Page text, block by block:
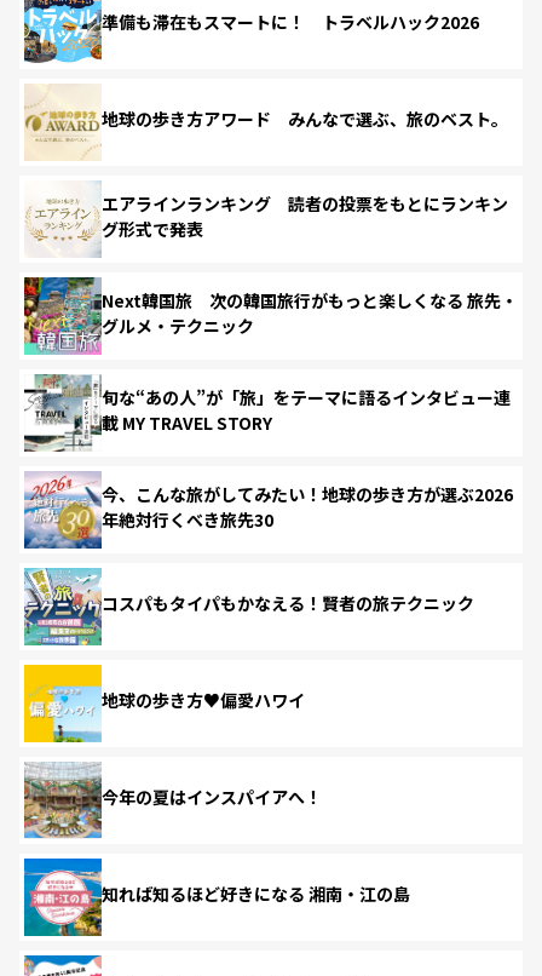
準備も滞在もスマートに！ トラベルハック2026
地球の歩き方アワード みんなで選ぶ、旅のベスト。
エアラインランキング 読者の投票をもとにランキン
グ形式で発表
Next韓国旅 次の韓国旅行がもっと楽しくなる 旅先・
グルメ・テクニック
旬な“あの人”が「旅」をテーマに語るインタビュー連
載 MY TRAVEL STORY
今、こんな旅がしてみたい！地球の歩き方が選ぶ2026
年絶対行くべき旅先30
コスパもタイパもかなえる！賢者の旅テクニック
地球の歩き方♥偏愛ハワイ
今年の夏はインスパイアへ！
知れば知るほど好きになる 湘南・江の島